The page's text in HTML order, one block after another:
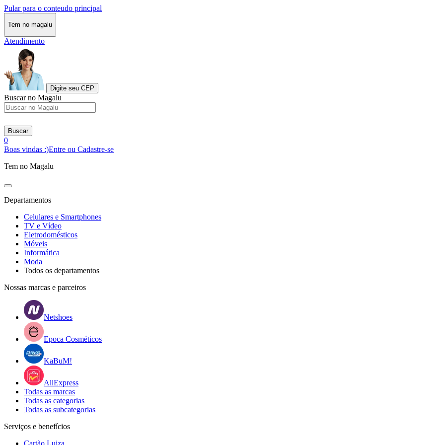
Pular para o conteudo principal
Tem no magalu
Atendimento
Digite seu CEP
Buscar no Magalu
Buscar
0
Boas vindas :)Entre ou Cadastre-se
Tem no Magalu
Departamentos
Celulares e Smartphones
TV e Vídeo
Eletrodomésticos
Móveis
Informática
Moda
Todos os departamentos
Nossas marcas e parceiros
Netshoes
Epoca Cosméticos
KaBuM!
AliExpress
Todas as marcas
Todas as categorias
Todas as subcategorias
Serviços e benefícios
Cartão Luiza